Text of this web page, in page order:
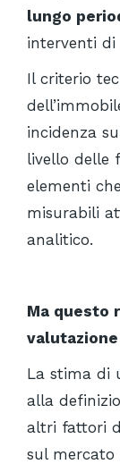
lungo
interventi di
Il criterio
incidenza
livello delle
elementi
misurabili
analitico.
Ma questo
La stima di
alla
altri fattori
sul